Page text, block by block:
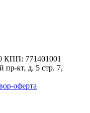
771401001
пр-кт, д. 5 стр. 7,
оферта